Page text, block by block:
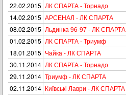
22.02.2015 ЛК СПАРТА - Торнадо
14.02.2015 АРСЕНАЛ - ЛК СПАРТА
08.02.2015 Льдинка 96-97 - ЛК СПАРТА
01.02.2015 ЛК СПАРТА - Триумф
18.01.2015 Чайка - ЛК СПАРТА
30.11.2014 ЛК СПАРТА - Торнадо
29.11.2014 Триумф - ЛК СПАРТА
02.11.2014 Київськi Лаври - ЛК СПАРТА